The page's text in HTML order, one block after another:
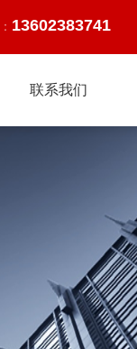
13602383741
联系我们